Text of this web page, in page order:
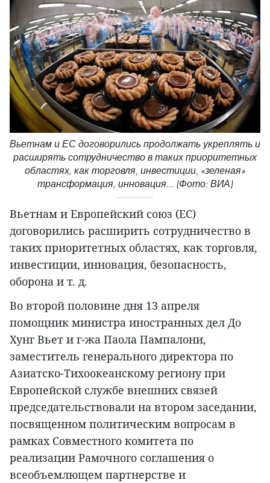
Вьетнам и ЕС договорились продолжать укреплять и
расширять сотрудничество в таких приоритетных
областях, как торговля, инвестиции, «зеленая»
трансформация, инновация... (Фото: ВИА)
Вьетнам и Европейский союз (ЕС)
договорились расширить сотрудничество в
таких приоритетных областях, как торговля,
инвестиции, инновация, безопасность,
оборона и т. д.
Во второй половине дня 13 апреля
помощник министра иностранных дел До
Хунг Вьет и г-жа Паола Пампалони,
заместитель генерального директора по
Азиатско-Тихоокеанскому региону при
Европейской службе внешних связей
председательствовали на втором заседании,
посвященном политическим вопросам в
рамках Совместного комитета по
реализации Рамочного соглашения о
всеобъемлющем партнерстве и